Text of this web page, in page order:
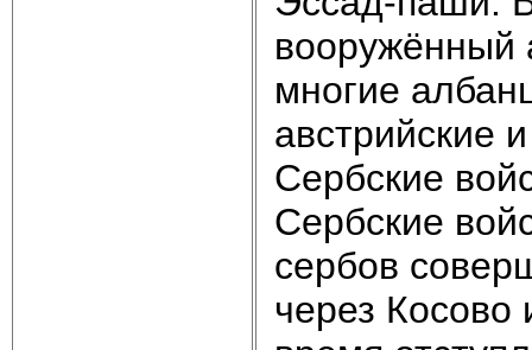
вооружённый
многие
австрийские
Сербские
Сербские
сербов
через Косово